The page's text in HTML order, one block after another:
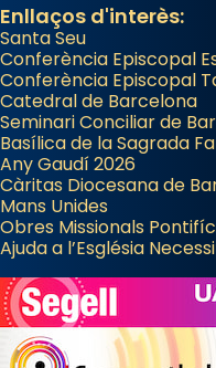
Enllaços d'interès:
Santa Seu
Conferència Episcopal
Conferència Episcopal
Catedral de Barcelona
Seminari Conciliar de
Basílica de la Sagrada
Any Gaudí 2026
Càritas Diocesana de
Mans Unides
Obres Missionals
Ajuda a l’Església